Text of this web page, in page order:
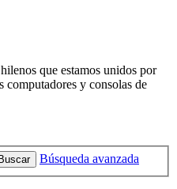
que estamos unidos por
computadores y consolas de
Buscar Búsqueda avanzada